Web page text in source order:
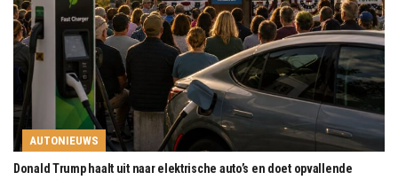
AUTONIEUWS
Donald Trump haalt uit naar elektrische auto’s en doet opvallende